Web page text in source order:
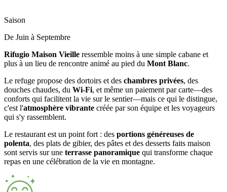
Saison
De Juin à Septembre
Rifugio Maison Vieille ressemble moins à une simple cabane et
plus à un lieu de rencontre animé au pied du Mont Blanc.
Le refuge propose des dortoirs et des chambres privées, des
douches chaudes, du Wi-Fi, et même un paiement par carte—des
conforts qui facilitent la vie sur le sentier—mais ce qui le distingue,
c'est l'atmosphère vibrante créée par son équipe et les voyageurs
qui s'y rassemblent.
Le restaurant est un point fort : des portions généreuses de
polenta, des plats de gibier, des pâtes et des desserts faits maison
sont servis sur une terrasse panoramique qui transforme chaque
repas en une célébration de la vie en montagne.